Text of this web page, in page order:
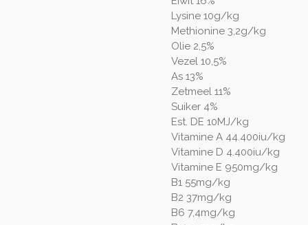
Lysine 10g/kg
Methionine 3,2g/kg
Olie 2,5%
Vezel 10,5%
As 13%
Zetmeel 11%
Suiker 4%
Est. DE 10MJ/kg
Vitamine A 44.400iu/kg
Vitamine D 4.400iu/kg
Vitamine E 950mg/kg
B1 55mg/kg
B2 37mg/kg
B6 7,4mg/kg